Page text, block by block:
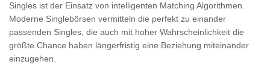
Singles ist der Einsatz von intelligenten Matching Algorithmen.
Moderne Singlebörsen vermitteln die perfekt zu einander
passenden Singles, die auch mit hoher Wahrscheinlichkeit die
größte Chance haben längerfristig eine Beziehung miteinander
einzugehen.